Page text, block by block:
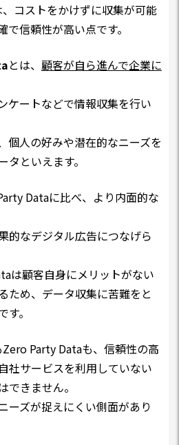
コストをかけずに収集が可能
信頼性が高い点です。
とは、 顧客が自ら進んで企業に
ケートなどで情報収集を行い
個人の好みや潜在的なニーズを
といえます。
Dataに比べ、より内面的な
的なデジタル広告につなげら
は顧客自身にメリットがない
ため、データ収集に苦難をと
。
Party Dataも、信頼性の高
社サービスを利用していない
できません。
ーズが捉えにくい側面があり